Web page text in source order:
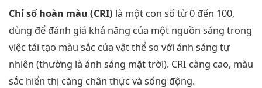
Chỉ số hoàn màu (CRI) là một con số từ 0 đến 100,
dùng để đánh giá khả năng của một nguồn sáng trong
việc tái tạo màu sắc của vật thể so với ánh sáng tự
nhiên (thường là ánh sáng mặt trời). CRI càng cao, màu
sắc hiển thị càng chân thực và sống động.